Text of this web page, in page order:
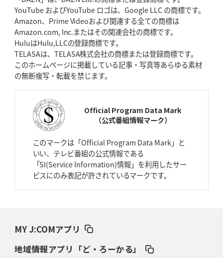
2026年4月23日(木)更新
元代表ラピース、今季限りで引退「クボタは10年いた自分のホーム」
2026年4月16日(木)更新
BL東京「強化拠点」を「共有財産」に新クラブハウスは「皆に開かれ
た空間」
2026年4月9日(木)更新
スティーラーズ、名門復活の足音
2026年4月2日(木)更新
2026年3月26日(木)更新
AZ-COM丸和、リーグワンへ参入決定 「フィールド丸ごと計測機器」の
ダイナボアーズ、“逆輸入SO”三宅駿
「ニュージーランドのフレア（閃
YouTube およびYouTube ロゴは、Google LLC の商標です。
Amazon、Prime Videoおよび関連する全ての商標は
Amazon.com, Inc.またはその関連会社の商標です。
HuluはHulu,LLCの登録商標です。
TELASAは、TELASA株式会社の商標または登録商標です。
このホームページに掲載している記事・写真等あらゆる素材
の無断複写・転載を禁じます。
Official Program Data Mark
（公式番組情報マーク）
このマークは「Official Program Data Mark」と
いい、テレビ番組の公式情報である
「SI(Service Information)情報」を利用したサー
ビスにのみ表記が許されているマークです。
MY J:COMアプリ
地域情報アプリ「ど・ろーかる」